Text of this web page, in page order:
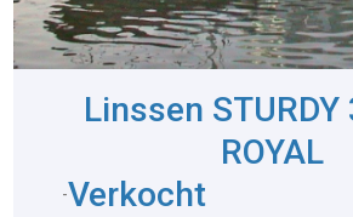
Linssen STURDY
ROYAL
-Verkocht